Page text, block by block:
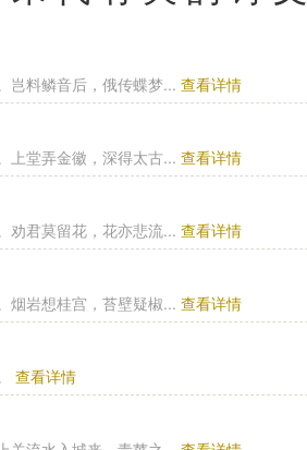
岂料鳞音后，俄传蝶梦... 查看详情
上堂弄金徽，深得太古... 查看详情
劝君莫留花，花亦悲流... 查看详情
烟岩想桂宫，苔壁疑椒... 查看详情
查看详情